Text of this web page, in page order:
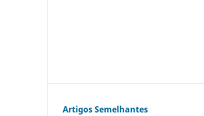
Artigos Semelhantes